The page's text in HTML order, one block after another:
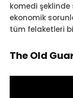
komedi şeklinde
ekonomik
tüm felaketleri
The Old